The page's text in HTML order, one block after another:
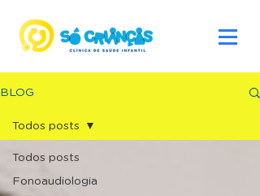
BLOG
Todos posts
Fonoaudiologia
Todos posts